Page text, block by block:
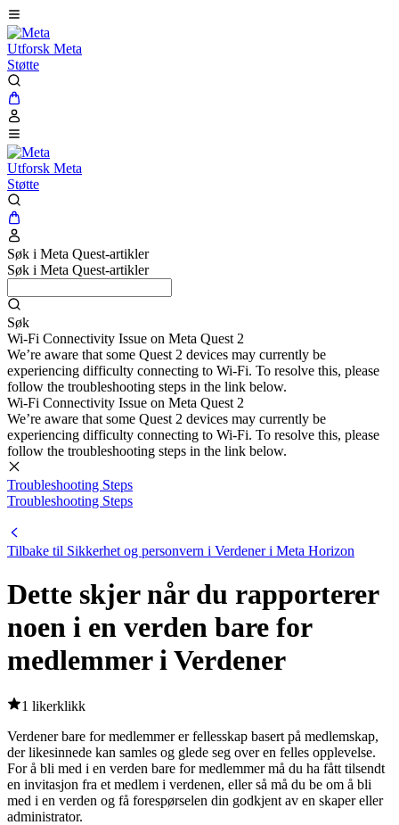
Utforsk Meta
Støtte
Utforsk Meta
Støtte
Søk i Meta Quest-artikler
Søk i Meta Quest-artikler
Søk
Wi-Fi Connectivity Issue on Meta Quest 2
We’re aware that some Quest 2 devices may currently be
experiencing difficulty connecting to Wi-Fi. To resolve this, please
follow the troubleshooting steps in the link below.
Wi-Fi Connectivity Issue on Meta Quest 2
We’re aware that some Quest 2 devices may currently be
experiencing difficulty connecting to Wi-Fi. To resolve this, please
follow the troubleshooting steps in the link below.
Troubleshooting Steps
Troubleshooting Steps
Tilbake til Sikkerhet og personvern i Verdener i Meta Horizon
Dette skjer når du rapporterer
noen i en verden bare for
medlemmer i Verdener
1 likerklikk
Verdener bare for medlemmer er fellesskap basert på medlemskap,
der likesinnede kan samles og glede seg over en felles opplevelse.
For å bli med i en verden bare for medlemmer må du ha fått tilsendt
en invitasjon fra et medlem i verdenen, eller så må du be om å bli
med i en verden og få forespørselen din godkjent av en skaper eller
administrator.